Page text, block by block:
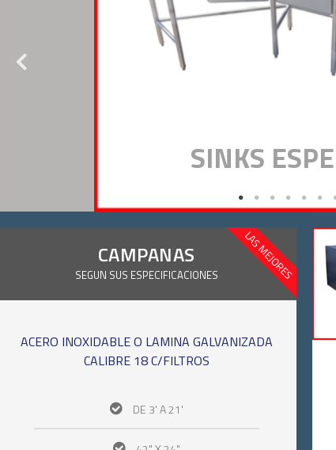
SINKS
CAMPANAS
SEGUN SUS ESPECIFICACIONES
ACERO INOXIDABLE O LAMINA GALVANIZADA
CALIBRE 18 C/FILTROS
DE 3' A 21'
LAS MEJORES